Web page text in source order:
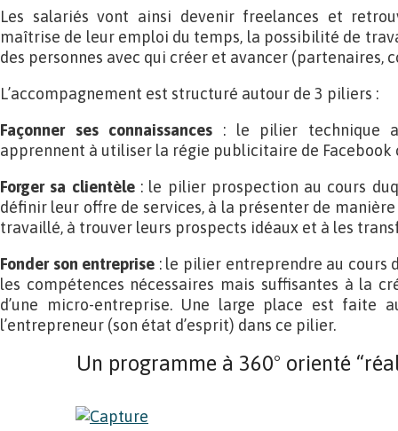
Les salariés vont ainsi devenir freelances et
maîtrise de leur emploi du temps, la possibilité de
des personnes avec qui créer et avancer (partenaires,
L’accompagnement est structuré autour de 3 piliers :
Façonner ses connaissances : le pilier technique
apprennent à utiliser la régie publicitaire de Facebook
Forger sa clientèle: le pilier prospection au cours
définir leur offre de services, à la présenter de
travaillé, à trouver leurs prospects idéaux et à les
Fonder son entreprise : le pilier entreprendre au cours
les compétences nécessaires mais suffisantes à la
d’une micro-entreprise. Une large place est faite
l’entrepreneur (son état d’esprit) dans ce pilier.
Un programme à 360° orienté